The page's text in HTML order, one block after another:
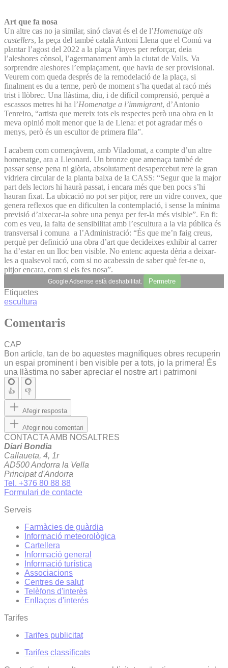
Art que fa nosa
Un altre cas no ja similar, sinó clavat és el de l’Homenatge als
castellers, la peça del també català Antoni Llena que el Comú va
plantar l’agost del 2022 a la plaça Vinyes per reforçar, deia
l’aleshores cònsol, l’agermanament amb la ciutat de Valls. Va
sorprendre aleshores l’emplaçament, que havia de ser provisional.
Veurem com queda després de la remodelació de la plaça, si
finalment es du a terme, però de moment s’ha quedat al racó més
trist i llòbrec. Una llàstima, diu, i de difícil comprensió, perquè a
escassos metres hi ha l’Homenatge a l’immigrant, d’Antonio
Tenreiro, “artista que mereix tots els respectes però una obra en la
meva opinió molt menor que la de Llena: et pot agradar més o
menys, però és un escultor de primera fila”.
I acabem com començàvem, amb Viladomat, a compte d’un altre
homenatge, ara a Lleonard. Un bronze que amenaça també de
passar sense pena ni glòria, absolutament desapercebut rere la gran
vidriera circular de la planta baixa de la CASS: “Segur que la major
part dels lectors hi haurà passat, i encara més que ben pocs s’hi
hauran fixat. La ubicació no pot ser pitjor, rere un vidre convex, que
genera reflexos que en dificulten la contemplació, i sense la mínima
previsió d’aixecar-la sobre una penya per fer-la més visible”. En fi:
com es veu, la falta de sensibilitat amb l’escultura a la via pública és
transversal i comuna a l’Administració: “És que me’n faig creus,
perquè per definició una obra d’art que decideixes exhibir al carrer
ha d’estar en un lloc ben visible. No entenc aquesta dèria a deixar-
les a qualsevol racó, com si no acabessin de saber què fer-ne o,
pitjor encara, com si els fes nosa”.
Google Adsense està deshabilitat. Permetre
Etiquetes
escultura
Comentaris
CAP
Bon article, tan de bo aquestes magnífiques obres recuperin
un espai prominent i ben visible per a tots, jo la primera! És
una llàstima no saber apreciar el nostre art i patrimoni
👍 👎
Afegir resposta
Afegir nou comentari
CONTACTA AMB NOSALTRES
Diari Bondia
Callaueta, 4, 1r
AD500 Andorra la Vella
Principat d'Andorra
Tel. +376 80 88 88
Formulari de contacte
Serveis
Farmàcies de guàrdia
Informació meteorològica
Cartellera
Informació general
Informació turística
Associacions
Centres de salut
Telèfons d'interès
Enllaços d'interés
Tarifes
Tarifes publicitat
Tarifes classificats